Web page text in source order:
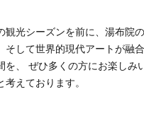
観光シーズンを前に、湯布院
そして世界的現代アートが融
を、 ぜひ多くの方にお楽しみ
考えております。